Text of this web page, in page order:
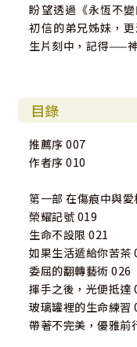
盼望透過《永恆不
初信的弟兄姊妹，
生片刻中，記得——
目錄
推薦序 007
作者序 010
第一部 在傷痕中與
榮耀記號 019
生命不設限 021
如果生活遞給你苦茶
委屈的翻轉藝術 026
揮手之後，光便抵達
玻璃罐裡的生命練習
帶著不完美，優雅前